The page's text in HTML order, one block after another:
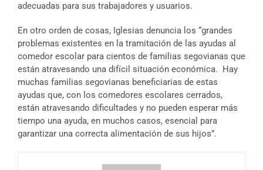
adecuadas para sus trabajadores y usuarios.
En otro orden de cosas, Iglesias denuncia los “grandes
problemas existentes en la tramitación de las ayudas al
comedor escolar para cientos de familias segovianas que
están atravesando una difícil situación económica. Hay
muchas familias segovianas beneficiarias de estas
ayudas que, con los comedores escolares cerrados,
están atravesando dificultades y no pueden esperar más
tiempo una ayuda, en muchos casos, esencial para
garantizar una correcta alimentación de sus hijos”.